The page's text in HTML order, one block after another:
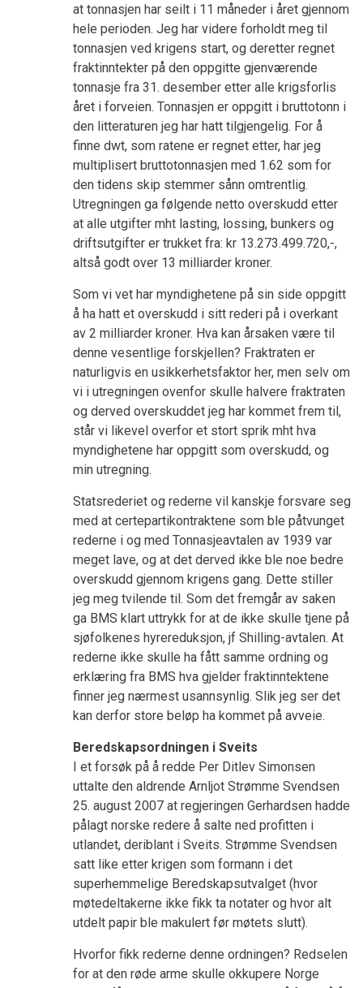
at tonnasjen har seilt i 11 måneder i året gjennom
hele perioden. Jeg har videre forholdt meg til
tonnasjen ved krigens start, og deretter regnet
fraktinntekter på den oppgitte gjenværende
tonnasje fra 31. desember etter alle krigsforlis
året i forveien. Tonnasjen er oppgitt i bruttotonn i
den litteraturen jeg har hatt tilgjengelig. For å
finne dwt, som ratene er regnet etter, har jeg
multiplisert bruttotonnasjen med 1.62 som for
den tidens skip stemmer sånn omtrentlig.
Utregningen ga følgende netto overskudd etter
at alle utgifter mht lasting, lossing, bunkers og
driftsutgifter er trukket fra: kr 13.273.499.720,-,
altså godt over 13 milliarder kroner.
Som vi vet har myndighetene på sin side oppgitt
å ha hatt et overskudd i sitt rederi på i overkant
av 2 milliarder kroner. Hva kan årsaken være til
denne vesentlige forskjellen? Fraktraten er
naturligvis en usikkerhetsfaktor her, men selv om
vi i utregningen ovenfor skulle halvere fraktraten
og derved overskuddet jeg har kommet frem til,
står vi likevel overfor et stort sprik mht hva
myndighetene har oppgitt som overskudd, og
min utregning.
Statsrederiet og rederne vil kanskje forsvare seg
med at certepartikontraktene som ble påtvunget
rederne i og med Tonnasjeavtalen av 1939 var
meget lave, og at det derved ikke ble noe bedre
overskudd gjennom krigens gang. Dette stiller
jeg meg tvilende til. Som det fremgår av saken
ga BMS klart uttrykk for at de ikke skulle tjene på
sjøfolkenes hyrereduksjon, jf Shilling-avtalen. At
rederne ikke skulle ha fått samme ordning og
erklæring fra BMS hva gjelder fraktinntektene
finner jeg nærmest usannsynlig. Slik jeg ser det
kan derfor store beløp ha kommet på avveie.
Beredskapsordningen i Sveits
I et forsøk på å redde Per Ditlev Simonsen
uttalte den aldrende Arnljot Strømme Svendsen
25. august 2007 at regjeringen Gerhardsen hadde
pålagt norske redere å salte ned profitten i
utlandet, deriblant i Sveits. Strømme Svendsen
satt like etter krigen som formann i det
superhemmelige Beredskapsutvalget (hvor
møtedeltakerne ikke fikk ta notater og hvor alt
utdelt papir ble makulert før møtets slutt).
Hvorfor fikk rederne denne ordningen? Redselen
for at den røde arme skulle okkupere Norge